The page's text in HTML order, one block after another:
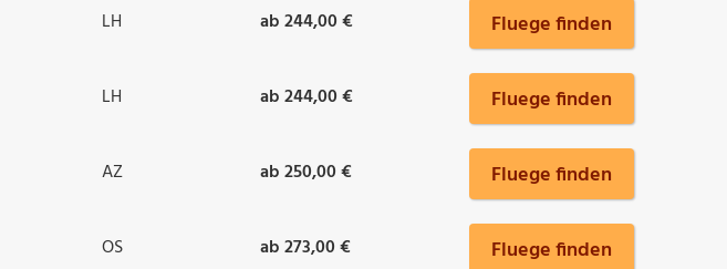
LH ab 244,00 € Fluege finden
LH ab 244,00 € Fluege finden
AZ ab 250,00 € Fluege finden
OS ab 273,00 € Fluege finden